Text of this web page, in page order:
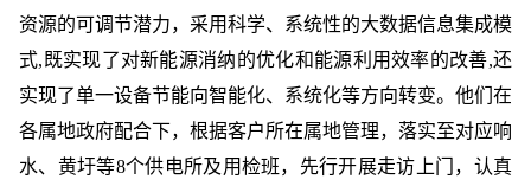
资源的可调节潜力，采用科学、系统性的大数据信息集成模
式,既实现了对新能源消纳的优化和能源利用效率的改善,还
实现了单一设备节能向智能化、系统化等方向转变。他们在
各属地政府配合下，根据客户所在属地管理，落实至对应响
水、黄圩等8个供电所及用检班，先行开展走访上门，认真